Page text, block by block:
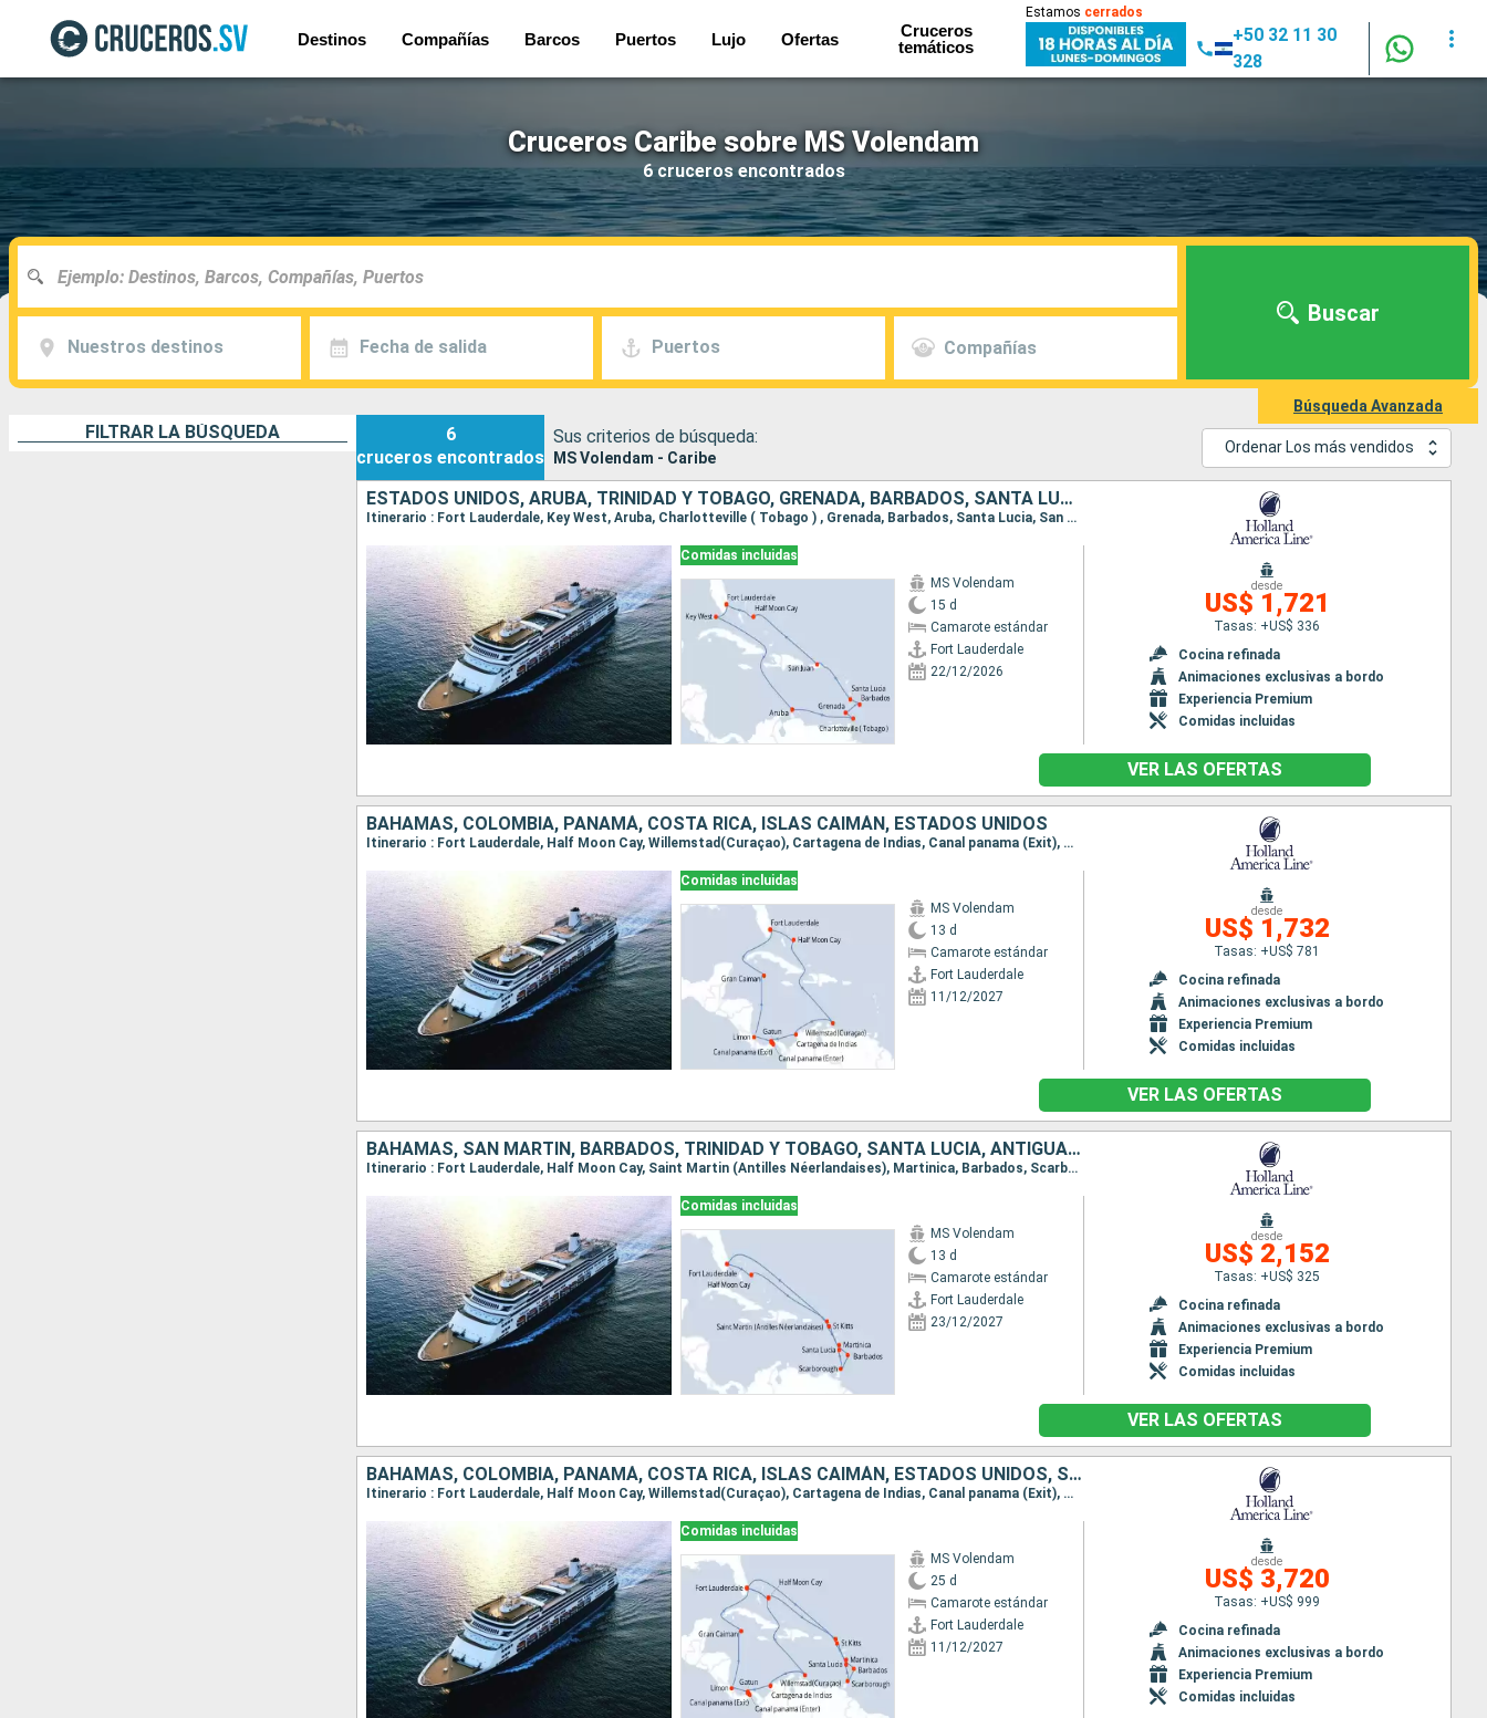
Destinos Compañías Barcos Puertos Lujo Ofertas
Cruceros
temáticos
Estamos cerrados
+50 32 11 30
328
Cruceros Caribe sobre MS Volendam
6 cruceros encontrados
Nuestros destinos Fecha de salida Puertos Compañías
Buscar
Búsqueda Avanzada
FILTRAR LA BÚSQUEDA
6
cruceros encontrados
Sus criterios de búsqueda:
MS Volendam - Caribe
Ordenar Los más vendidos
ESTADOS UNIDOS, ARUBA, TRINIDAD Y TOBAGO, GRENADA, BARBADOS, SANTA LUCIA, PUERTO RICO, BAHAMAS
Itinerario : Fort Lauderdale, Key West, Aruba, Charlotteville ( Tobago ) , Grenada, Barbados, Santa Lucia, San Juan, Half Moon Cay, Fort Lauderdale
Comidas incluidas
MS Volendam
15 d
Camarote estándar
Fort Lauderdale
22/12/2026
desde
US$ 1,721
Tasas: +US$ 336
Cocina refinada
Animaciones exclusivas a bordo
Experiencia Premium
Comidas incluidas
VER LAS OFERTAS
BAHAMAS, COLOMBIA, PANAMÁ, COSTA RICA, ISLAS CAIMÁN, ESTADOS UNIDOS
Itinerario : Fort Lauderdale, Half Moon Cay, Willemstad(Curaçao), Cartagena de Indias, Canal panama (Exit), Gatun, Canal panama (Enter), Colón - Panama, Limon, Gran Caiman, Fort Lauderdale
Comidas incluidas
MS Volendam
13 d
Camarote estándar
Fort Lauderdale
11/12/2027
desde
US$ 1,732
Tasas: +US$ 781
Cocina refinada
Animaciones exclusivas a bordo
Experiencia Premium
Comidas incluidas
VER LAS OFERTAS
BAHAMAS, SAN MARTÍN, BARBADOS, TRINIDAD Y TOBAGO, SANTA LUCIA, ANTIGUA Y BARBUDA, ESTADOS UNIDOS
Itinerario : Fort Lauderdale, Half Moon Cay, Saint Martin (Antilles Néerlandaises), Martinica, Barbados, Scarborough, Santa Lucia, St Kitts, Fort Lauderdale
Comidas incluidas
MS Volendam
13 d
Camarote estándar
Fort Lauderdale
23/12/2027
desde
US$ 2,152
Tasas: +US$ 325
Cocina refinada
Animaciones exclusivas a bordo
Experiencia Premium
Comidas incluidas
VER LAS OFERTAS
BAHAMAS, COLOMBIA, PANAMÁ, COSTA RICA, ISLAS CAIMÁN, ESTADOS UNIDOS, SAN MARTÍN, BARBADOS, TRINIDAD Y TOBAGO, SANTA LUCIA, ANTIGUA Y BARBUDA
Itinerario : Fort Lauderdale, Half Moon Cay, Willemstad(Curaçao), Cartagena de Indias, Canal panama (Exit), Gatun, Canal panama (Enter), Colón - Panama, Limon, Gran Caiman, Fort Lauderdale, Half Moon Cay, Saint Martin (Antilles Néerlandaises), Martinica, Barbados, Scarborough, Santa Lucia, St Kitts, Fort Lauderdale
Comidas incluidas
MS Volendam
25 d
Camarote estándar
Fort Lauderdale
11/12/2027
desde
US$ 3,720
Tasas: +US$ 999
Cocina refinada
Animaciones exclusivas a bordo
Experiencia Premium
Comidas incluidas